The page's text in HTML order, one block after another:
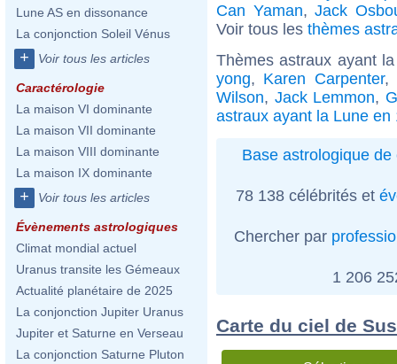
Lune AS en dissonance
La conjonction Soleil Vénus
+ Voir tous les articles
Caractérologie
La maison VI dominante
La maison VII dominante
La maison VIII dominante
La maison IX dominante
+ Voir tous les articles
Évènements astrologiques
Climat mondial actuel
Uranus transite les Gémeaux
Actualité planétaire de 2025
La conjonction Jupiter Uranus
Jupiter et Saturne en Verseau
La conjonction Saturne Pluton
Can Yaman,Jack
Voir tous les thèmes
Thèmes astraux ayant
yong, Karen Carpenter,
Wilson, Jack Lemmon,
astraux ayant la Lune en
Base astrologique de
78 138 célébrités et
Chercher par
1 206
Carte du ciel de